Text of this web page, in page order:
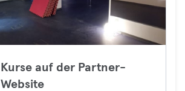
Kurse auf der Partner-
Website